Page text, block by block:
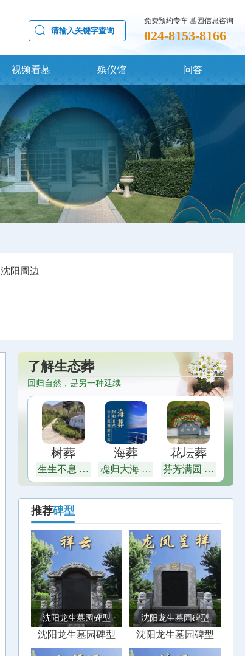
免费预约专车 墓园信息咨询
024-8153-8166
视频看墓 殡仪馆 问答
沈阳周边
了解生态葬
回归自然，是另一种延续
树葬
生生不息 茂
盛繁荣
海葬
魂归大海 恩
泽四方
花坛葬
芬芳满园 富
贵绵长
推荐碑型
沈阳龙生墓园碑型
沈阳龙生墓园碑型
沈阳龙生墓园碑型
沈阳龙生墓园碑型